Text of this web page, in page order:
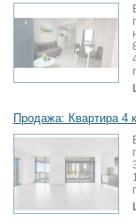
Продажа: Квартира 4